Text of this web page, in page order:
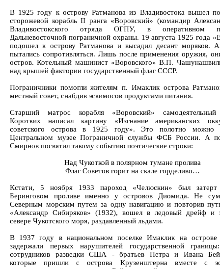
В 1925 году к острову Ратманова из Владивостока вышел
сторожевой корабль II ранга «Воровский» (командир
Владивостокского отряда ОГПУ, в оперативном
Дальневосточной пограничной охраны. 19 августа 1925 года
подошел к острову Ратманова и высадил десант моряков.
пытались сопротивляться. Лишь после применения оружия,
остров. Котельный машинист «Воровского» В.П.
над крышей фактории государственный флаг СССР.
Пограничники помогли жителям п. Имаклик острова
местный совет, снабдив эскимосов продуктами питания.
Старший матрос корабля «Воровский» самодеятельный
Коротких написал картину «Изгнание американских
советского острова в 1925 году». Это полотно можно
Центральном музее Пограничной службы ФСБ России. А
Смирнов посвятил такому событию поэтические строки:
Над Чукоткой в полярном тумане пролива
Флаг Советов горит на скале горделиво…
Кстати, 5 ноября 1933 пароход «Челюскин» был
Беринговом проливе именно у островов Диомида. Не
Северным морским путем за одну навигацию и повторив
«Александр Сибиряков» (1932), вошел в ледовый дрейф и
севере Чукотского моря, раздавленный льдами.
В 1937 году в национальном поселке Имаклик на острове
задержали первых нарушителей государственной
сотрудников разведки США - братьев Петра и Ивана
которые пришли с острова Крузенштерна вместе с